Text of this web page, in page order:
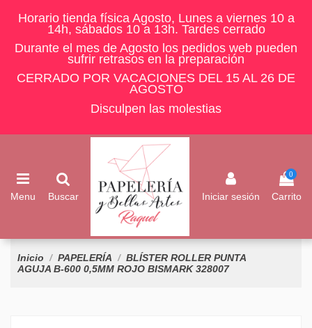
Horario tienda física Agosto, Lunes a viernes 10 a
14h, sábados 10 a 13h. Tardes cerrado
Durante el mes de Agosto los pedidos web pueden
sufrir retrasos en la preparación
CERRADO POR VACACIONES DEL 15 AL 26 DE
AGOSTO
Disculpen las molestias
Menu Buscar Iniciar sesión
0
Carrito
Inicio PAPELERÍA
BLÍSTER ROLLER PUNTA
AGUJA B-600 0,5MM ROJO BISMARK 328007